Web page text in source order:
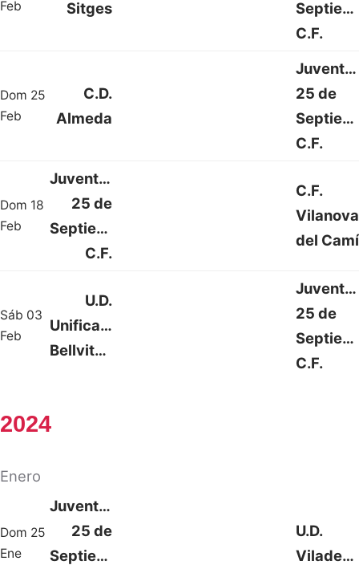
Feb
Sitges
C.F.
Dom 25
Feb
C.D.
Almeda
25 de
C.F.
Dom 18
Feb
Juventud
25 de
Septiembre
C.F.
C.F.
Vilanova
del Camí
Sáb 03
Feb
U.D.
Unificación
Bellvitge
25 de
C.F.
2024
Enero
Dom 25
Ene
Juventud
25 de
Septiembre
U.D.
Viladecans